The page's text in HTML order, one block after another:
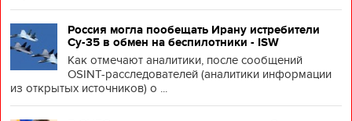
Россия могла пообещать Ирану истребители
Су-35 в обмен на беспилотники - ISW
Как отмечают аналитики, после сообщений
OSINT-расследователей (аналитики информации
из открытых источников) о ...